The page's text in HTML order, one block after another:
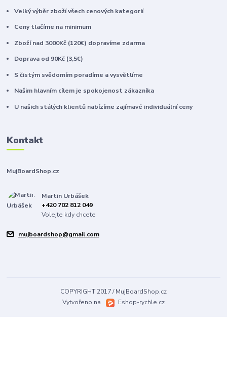
Velký výběr zboží všech cenových kategorií
Ceny tlačíme na minimum
Zboží nad 3000Kč (120€) dopravíme zdarma
Doprava od 90Kč (3,5€)
S čistým svědomím poradíme a vysvětlíme
Našim hlavním cílem je spokojenost zákazníka
U našich stálých klientů nabízíme zajímavé individuální ceny
Kontakt
MujBoardShop.cz
Martin Urbášek
+420 702 812 049
Volejte kdy chcete
mujboardshop@gmail.com
COPYRIGHT 2017 / MujBoardShop.cz
Vytvořeno na
Eshop-rychle.cz